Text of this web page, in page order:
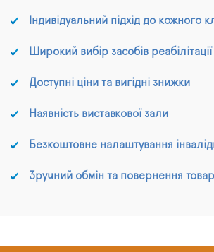
Індивідуальний підхід до кожного
Широкий вибір засобів реабілітації
Доступні ціни та вигідні знижки
Наявність виставкової зали
Безкоштовне налаштування
Зручний обмін та повернення